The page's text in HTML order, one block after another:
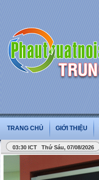
TRANG CHỦ GIỚI THIỆU
03:30 ICT Thứ Sáu, 07/08/2026